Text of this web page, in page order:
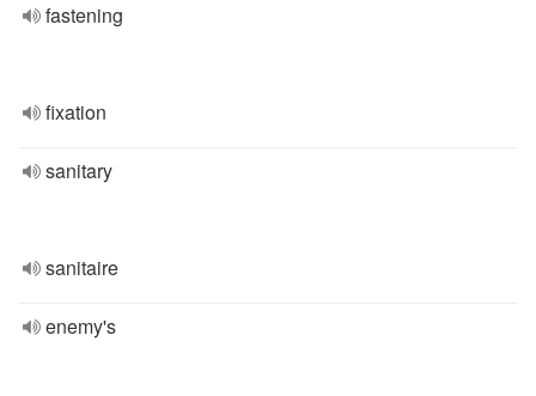
fastening
fixation
sanitary
sanitaire
enemy's